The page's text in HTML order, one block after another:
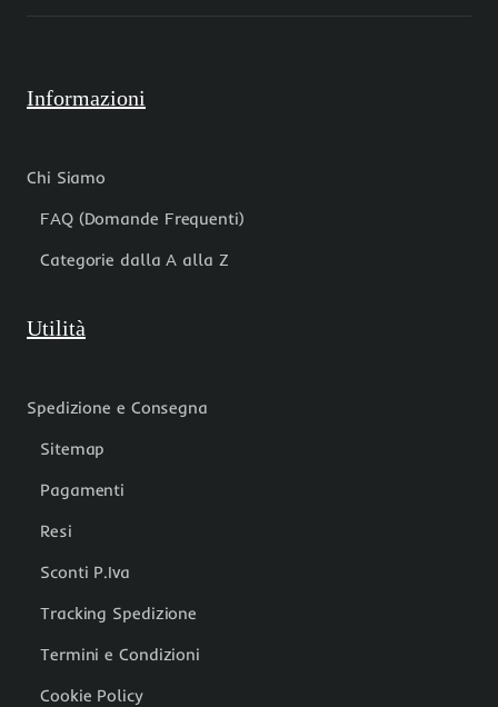
Informazioni
Chi Siamo
FAQ (Domande Frequenti)
Categorie dalla A alla Z
Utilità
Spedizione e Consegna
Sitemap
Pagamenti
Resi
Sconti P.Iva
Tracking Spedizione
Termini e Condizioni
Cookie Policy